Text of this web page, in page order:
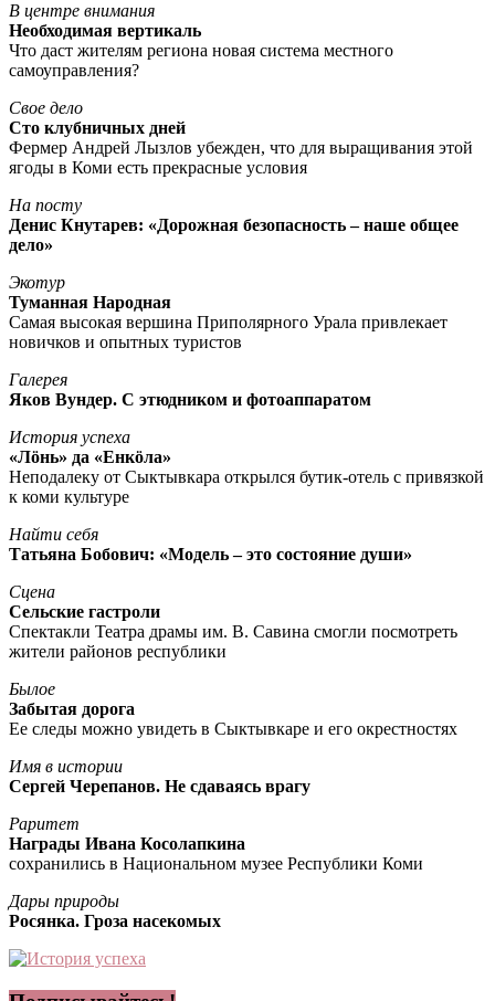
В центре внимания
Необходимая вертикаль
Что даст жителям региона новая система местного
самоуправления?
Свое дело
Сто клубничных дней
Фермер Андрей Лызлов убежден, что для выращивания этой
ягоды в Коми есть прекрасные условия
На посту
Денис Кнутарев: «Дорожная безопасность – наше общее
дело»
Экотур
Туманная Народная
Самая высокая вершина Приполярного Урала привлекает
новичков и опытных туристов
Галерея
Яков Вундер. С этюдником и фотоаппаратом
История успеха
«Лöнь» да «Енкöла»
Неподалеку от Сыктывкара открылся бутик-отель с привязкой
к коми культуре
Найти себя
Татьяна Бобович: «Модель – это состояние души»
Сцена
Сельские гастроли
Спектакли Театра драмы им. В. Савина смогли посмотреть
жители районов республики
Былое
Забытая дорога
Ее следы можно увидеть в Сыктывкаре и его окрестностях
Имя в истории
Сергей Черепанов. Не сдаваясь врагу
Раритет
Награды Ивана Косолапкина
сохранились в Национальном музее Республики Коми
Дары природы
Росянка. Гроза насекомых